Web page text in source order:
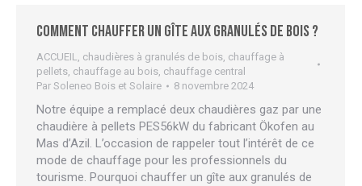
Comment chauffer un gîte aux granulés de bois ?
ACCUEIL, chaudières à granulés de bois, chauffage à
pellets, chauffage au bois, chauffage central
Par Soleneo Bois et Solaire 8 novembre 2024
Notre équipe a remplacé deux chaudières gaz par une
chaudière à pellets PES56kW du fabricant Ökofen au
Mas d’Azil. L’occasion de rappeler tout l’intérêt de ce
mode de chauffage pour les professionnels du
tourisme. Pourquoi chauffer un gîte aux granulés de